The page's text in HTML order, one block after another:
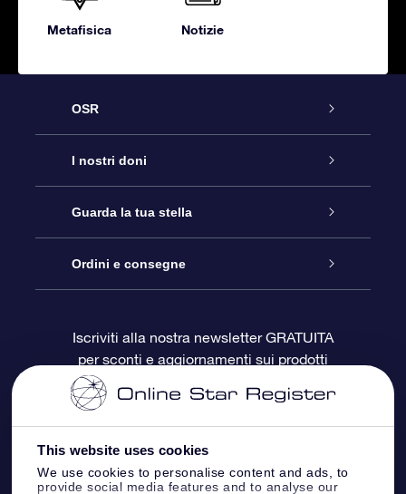
This website uses cookies
We use cookies to personalise content and ads, to
provide social media features and to analyse our
Metafisica Notizie
OSR
Assistenza
Contattaci
Blog
OSR Recensioni
I nostri doni
Online Star Gift
Pacchetto regalo OSR
Gift Card OSR
Doni aziendali
Guarda la tua stella
Registro stellare
Star Page personalizzata
One Million Stars
OSR Starsaver
Ordini e consegne
Informazioni di Pagamento
Politica di reso
Iscriviti alla nostra newsletter GRATUITA
per sconti e aggiornamenti sui prodotti